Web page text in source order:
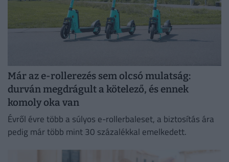
Már az e-rollerezés sem olcsó mulatság:
durván megdrágult a kötelező, és ennek
komoly oka van
Évről évre több a súlyos e-rollerbaleset, a biztosítás ára
pedig már több mint 30 százalékkal emelkedett.